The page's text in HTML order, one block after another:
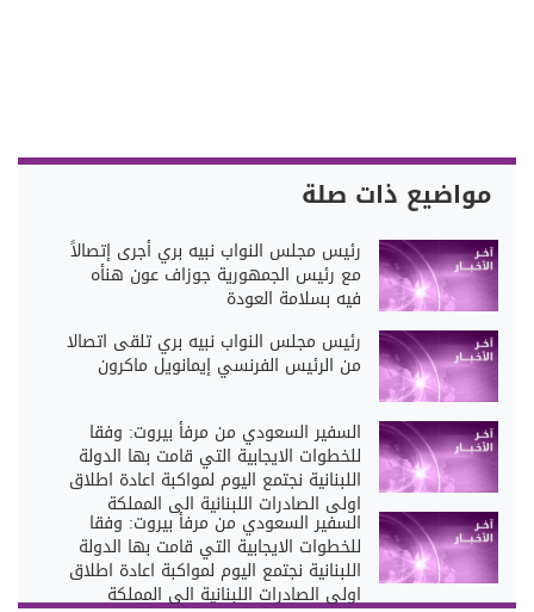
مواضيع ذات صلة
رئيس مجلس النواب نبيه بري أجرى إتصالاً
مع رئيس الجمهورية جوزاف عون هنأه
فيه بسلامة العودة
رئيس مجلس النواب نبيه بري تلقى اتصالا
من الرئيس الفرنسي إيمانويل ماكرون
السفير السعودي من مرفأ بيروت: وفقا
للخطوات الايجابية التي قامت بها الدولة
اللبنانية نجتمع اليوم لمواكبة اعادة اطلاق
اولى الصادرات اللبنانية الى المملكة
السفير السعودي من مرفأ بيروت: وفقا
للخطوات الايجابية التي قامت بها الدولة
اللبنانية نجتمع اليوم لمواكبة اعادة اطلاق
اولى الصادرات اللبنانية الى المملكة